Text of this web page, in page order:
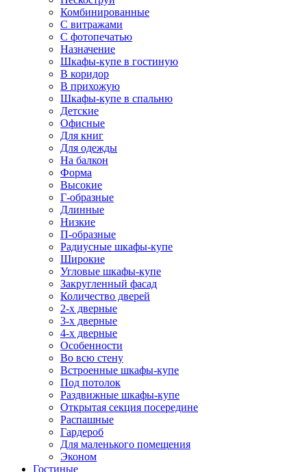
Комбинированные
С витражами
С фотопечатью
Назначение
Шкафы-купе в гостиную
В коридор
В прихожую
Шкафы-купе в спальню
Детские
Офисные
Для книг
Для одежды
На балкон
Форма
Высокие
Г-образные
Длинные
Низкие
П-образные
Радиусные шкафы-купе
Широкие
Угловые шкафы-купе
Закругленный фасад
Количество дверей
2-х дверные
3-х дверные
4-х дверные
Особенности
Во всю стену
Встроенные шкафы-купе
Под потолок
Раздвижные шкафы-купе
Открытая секция посередине
Распашные
Гардероб
Для маленького помещения
Эконом
Гостиные